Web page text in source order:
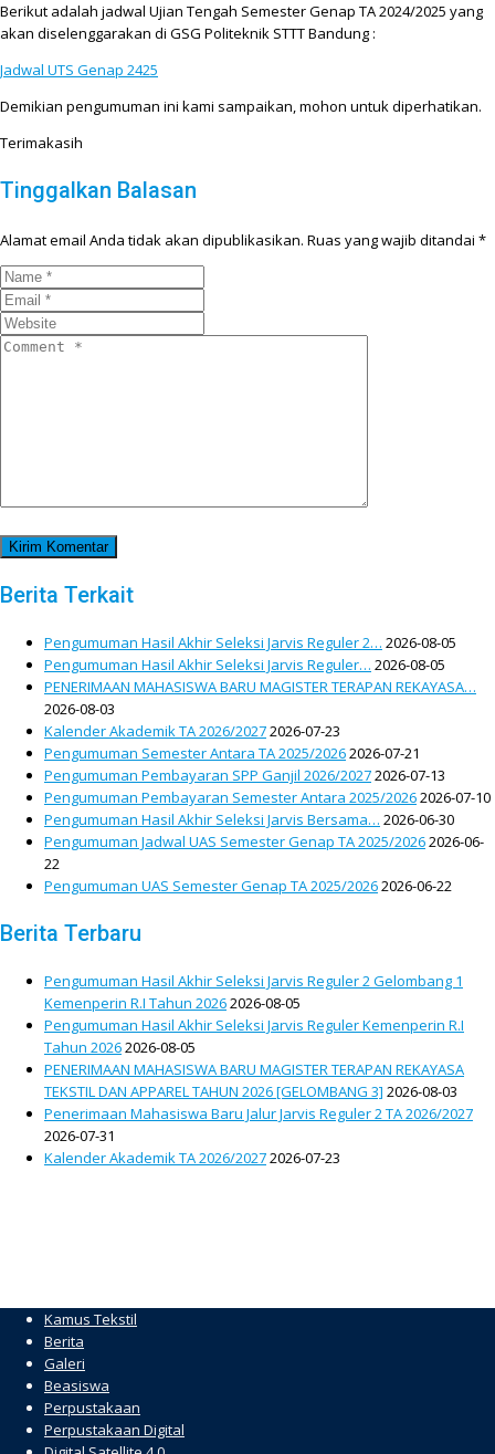
Berikut adalah jadwal Ujian Tengah Semester Genap TA 2024/2025 yang
akan diselenggarakan di GSG Politeknik STTT Bandung :
Jadwal UTS Genap 2425
Demikian pengumuman ini kami sampaikan, mohon untuk diperhatikan.
Terimakasih
Tinggalkan Balasan
Alamat email Anda tidak akan dipublikasikan. Ruas yang wajib ditandai *
Berita Terkait
Pengumuman Hasil Akhir Seleksi Jarvis Reguler 2… 2026-08-05
Pengumuman Hasil Akhir Seleksi Jarvis Reguler… 2026-08-05
PENERIMAAN MAHASISWA BARU MAGISTER TERAPAN REKAYASA…
2026-08-03
Kalender Akademik TA 2026/20272026-07-23
Pengumuman Semester Antara TA 2025/20262026-07-21
Pengumuman Pembayaran SPP Ganjil 2026/20272026-07-13
Pengumuman Pembayaran Semester Antara 2025/20262026-07-10
Pengumuman Hasil Akhir Seleksi Jarvis Bersama… 2026-06-30
Pengumuman Jadwal UAS Semester Genap TA 2025/20262026-06-
22
Pengumuman UAS Semester Genap TA 2025/20262026-06-22
Berita Terbaru
Pengumuman Hasil Akhir Seleksi Jarvis Reguler 2 Gelombang 1
Kemenperin R.I Tahun 20262026-08-05
Pengumuman Hasil Akhir Seleksi Jarvis Reguler Kemenperin R.I
Tahun 20262026-08-05
PENERIMAAN MAHASISWA BARU MAGISTER TERAPAN REKAYASA
TEKSTIL DAN APPAREL TAHUN 2026 [GELOMBANG 3] 2026-08-03
Penerimaan Mahasiswa Baru Jalur Jarvis Reguler 2 TA 2026/2027
2026-07-31
Kalender Akademik TA 2026/20272026-07-23
Kamus Tekstil
Berita
Galeri
Beasiswa
Perpustakaan
Perpustakaan Digital